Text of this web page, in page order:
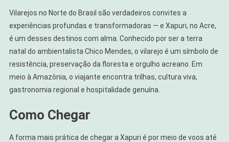
Vilarejos no Norte do Brasil são verdadeiros convites a
experiências profundas e transformadoras — e Xapuri, no Acre,
é um desses destinos com alma. Conhecido por ser a terra
natal do ambientalista Chico Mendes, o vilarejo é um símbolo de
resistência, preservação da floresta e orgulho acreano. Em
meio à Amazônia, o viajante encontra trilhas, cultura viva,
gastronomia regional e hospitalidade genuína.
Como Chegar
A forma mais prática de chegar a Xapuri é por meio de voos até